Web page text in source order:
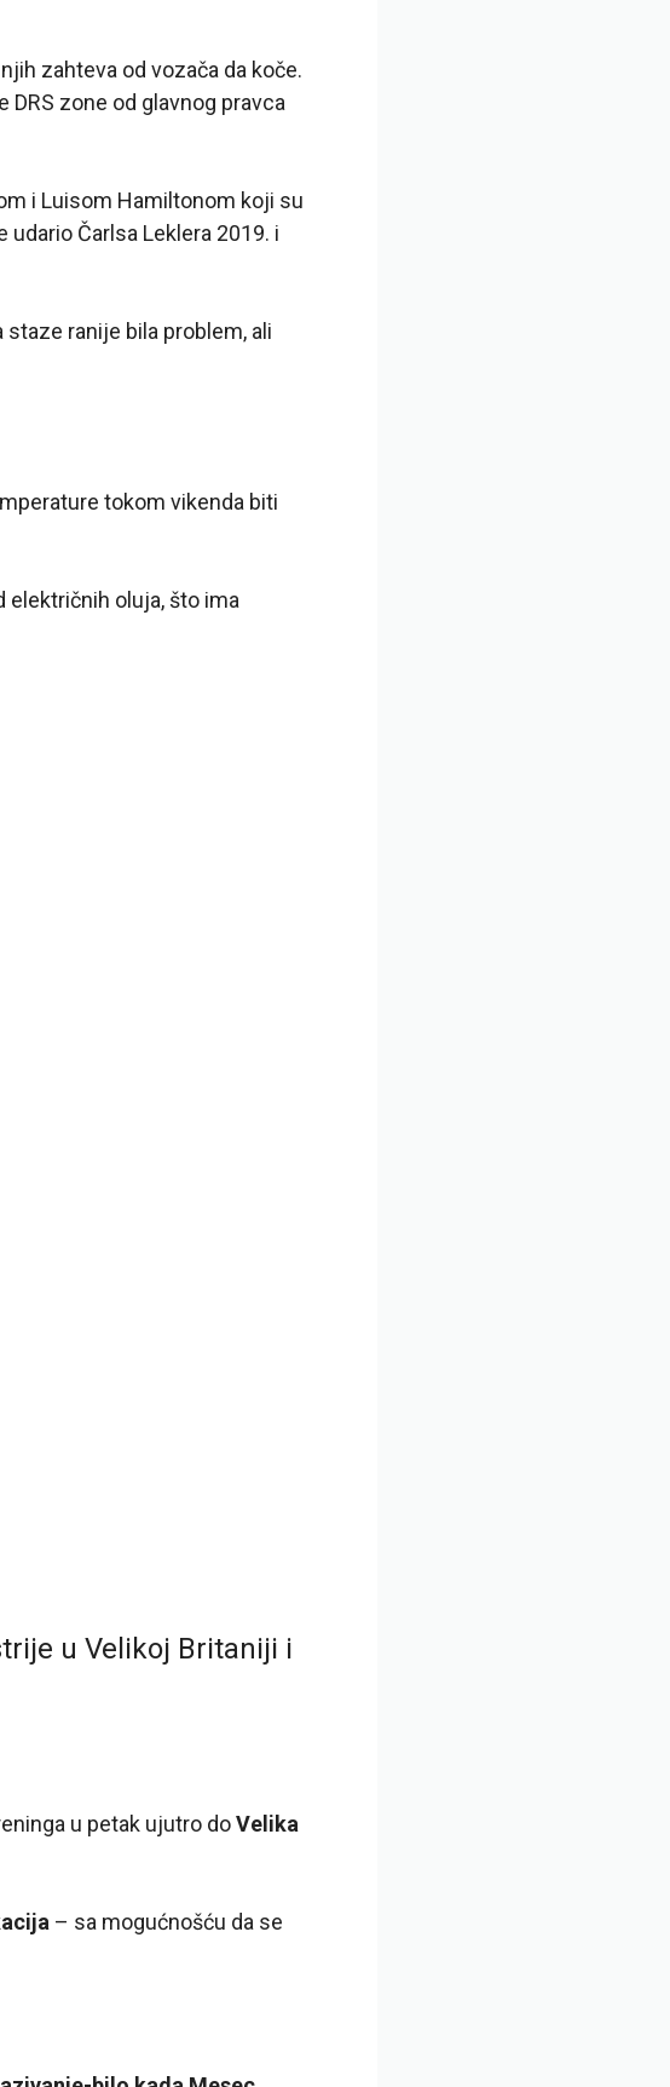
zahteva od vozača da koče.
zone od glavnog pravca
i Luisom Hamiltonom koji su
Čarlsa Leklera 2019. i
ranije bila problem, ali
tokom vikenda biti
električnih oluja, što ima
u Velikoj Britaniji i
u petak ujutro doVelika
– sa mogućnošću da se